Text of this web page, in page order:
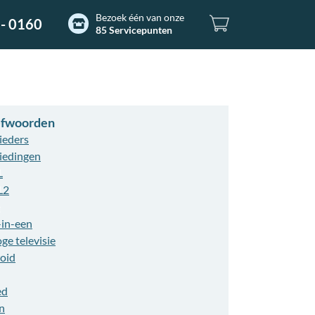
0160
Bezoek één van onze
85 Servicepunten
een
televisie